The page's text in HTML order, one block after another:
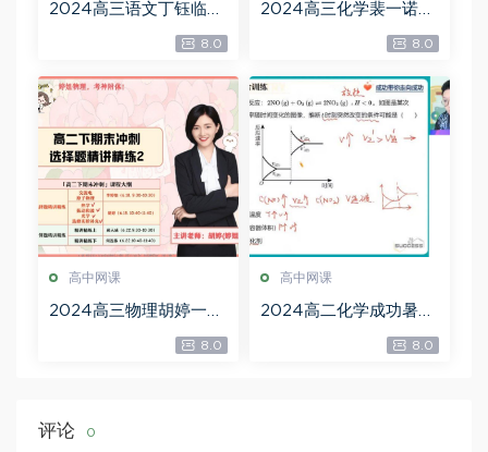
2024高三语文丁钰临一
轮秋季班，百度网盘分
8.0
2024高三化学裴一诺S
班，百度网盘分享
8.0
高中网课
2024高三物理胡婷一轮
暑假班，百度网盘分享
8.0
高中网课
2024高二化学成功暑假
班(A+)，百度网盘分享
8.0
评论 0